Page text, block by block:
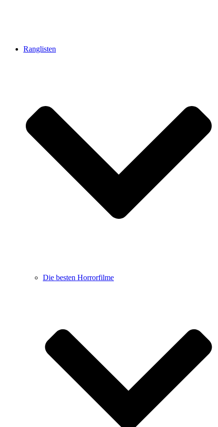
Ranglisten
Die besten Horrorfilme